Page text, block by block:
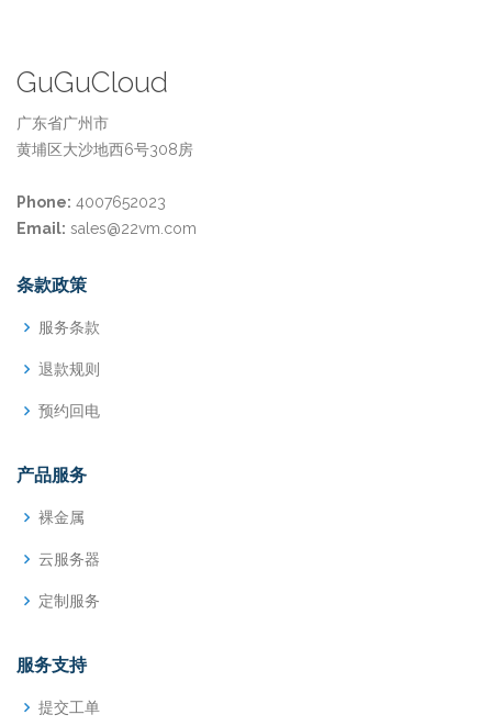
GuGuCloud
广东省广州市
黄埔区大沙地西6号308房
Phone: 4007652023
Email: sales@22vm.com
条款政策
服务条款
退款规则
预约回电
产品服务
裸金属
云服务器
定制服务
服务支持
提交工单